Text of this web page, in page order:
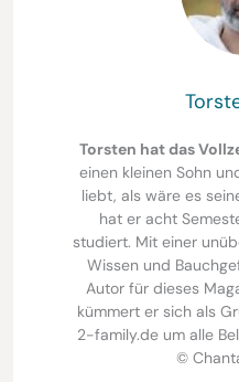
Torsten hat das
einen kleinen Sohn
liebt, als wäre es
hat er acht
studiert. Mit einer
Wissen und
Autor für dieses
kümmert er sich als
2-family.de um alle
©